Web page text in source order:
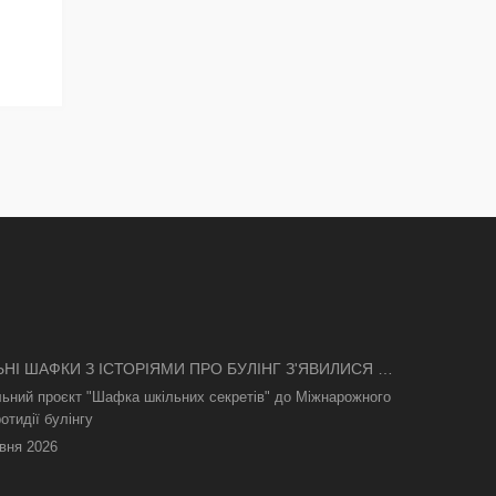
ШАФКИ З ІСТОРІЯМИ ПРО БУЛІНГ З'ЯВИЛИСЯ В
проєкт "Шафка шкільних секретів" до Міжнарожного
булінгу
2026